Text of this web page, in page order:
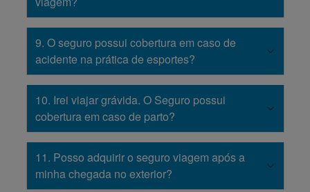
9. O seguro possui cobertura em caso de
acidente na prática de esportes?
10. Irei viajar grávida. O Seguro possui
cobertura em caso de parto?
11. Posso adquirir o seguro viagem após a
minha chegada no exterior?